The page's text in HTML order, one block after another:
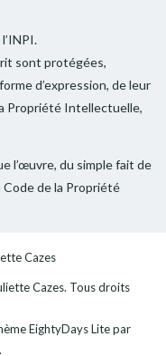
sont protégées,
d’expression, de leur
Propriété Intellectuelle,
l’œuvre, du simple fait de
de la Propriété
Cazes. Tous droits
EightyDays Litepar